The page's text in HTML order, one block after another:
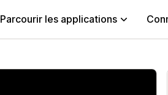
Parcourir les applications